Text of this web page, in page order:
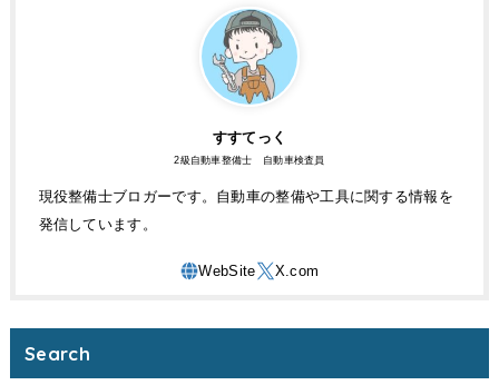
すすてっく
2級自動車整備士 自動車検査員
現役整備士ブロガーです。自動車の整備や工具に関する情報を
発信しています。
Search